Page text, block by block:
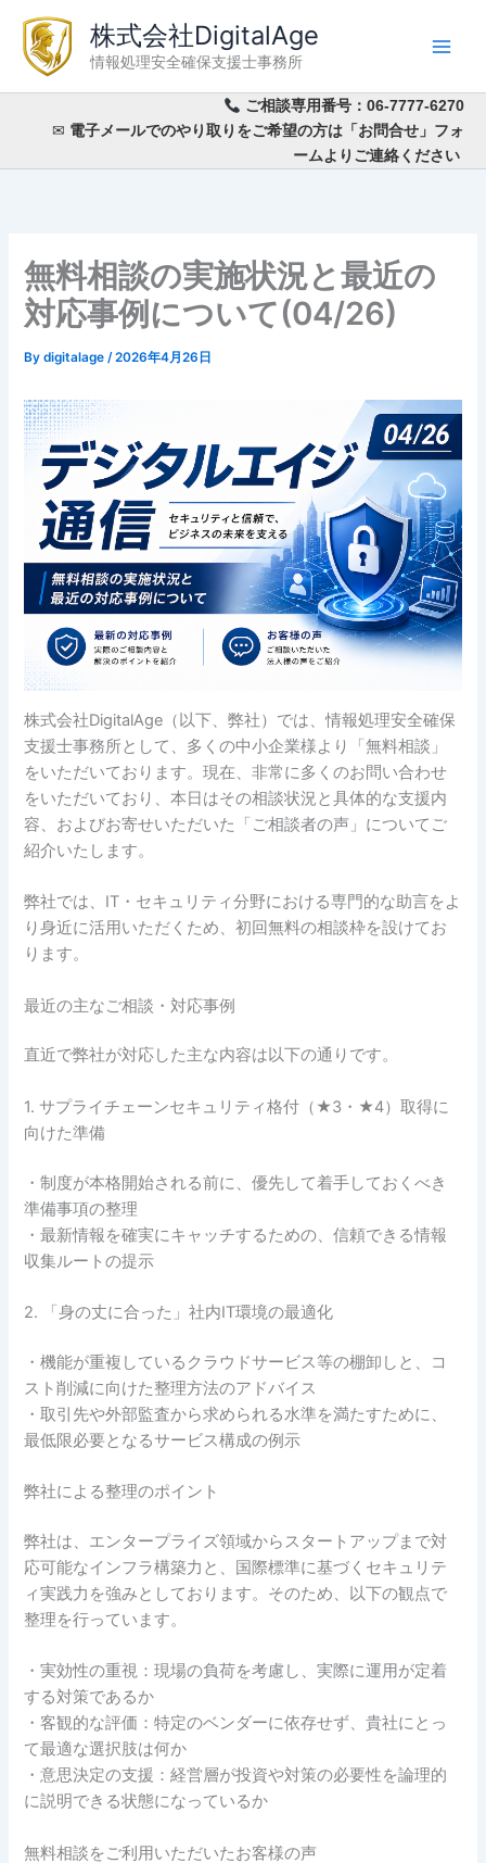
ス
プ
株式会社DigitalAge
情報処理安全確保支援士事務所
ご相談専用番号： 06-7777-6270
✉ 電子メールでのやり取りをご希望の方は「お問合せ」フォ
ームよりご連絡ください
無料相談の実施状況と最近の
対応事例について(04/26)
Bydigitalage/2026年4月26日
株式会社DigitalAge（以下、弊社）では、情報処理安全確保
支援士事務所として、多くの中小企業様より「無料相談」
をいただいております。現在、非常に多くのお問い合わせ
をいただいており、本日はその相談状況と具体的な支援内
容、およびお寄せいただいた「ご相談者の声」についてご
紹介いたします。
弊社では、IT・セキュリティ分野における専門的な助言をよ
り身近に活用いただくため、初回無料の相談枠を設けてお
ります。
最近の主なご相談・対応事例
直近で弊社が対応した主な内容は以下の通りです。
1. サプライチェーンセキュリティ格付（★3・★4）取得に
向けた準備
・制度が本格開始される前に、優先して着手しておくべき
準備事項の整理
・最新情報を確実にキャッチするための、信頼できる情報
収集ルートの提示
2. 「身の丈に合った」社内IT環境の最適化
・機能が重複しているクラウドサービス等の棚卸しと、コ
スト削減に向けた整理方法のアドバイス
・取引先や外部監査から求められる水準を満たすために、
最低限必要となるサービス構成の例示
弊社による整理のポイント
弊社は、エンタープライズ領域からスタートアップまで対
応可能なインフラ構築力と、国際標準に基づくセキュリテ
ィ実践力を強みとしております。そのため、以下の観点で
整理を行っています。
・実効性の重視：現場の負荷を考慮し、実際に運用が定着
する対策であるか
・客観的な評価：特定のベンダーに依存せず、貴社にとっ
て最適な選択肢は何か
・意思決定の支援：経営層が投資や対策の必要性を論理的
に説明できる状態になっているか
無料相談をご利用いただいたお客様の声